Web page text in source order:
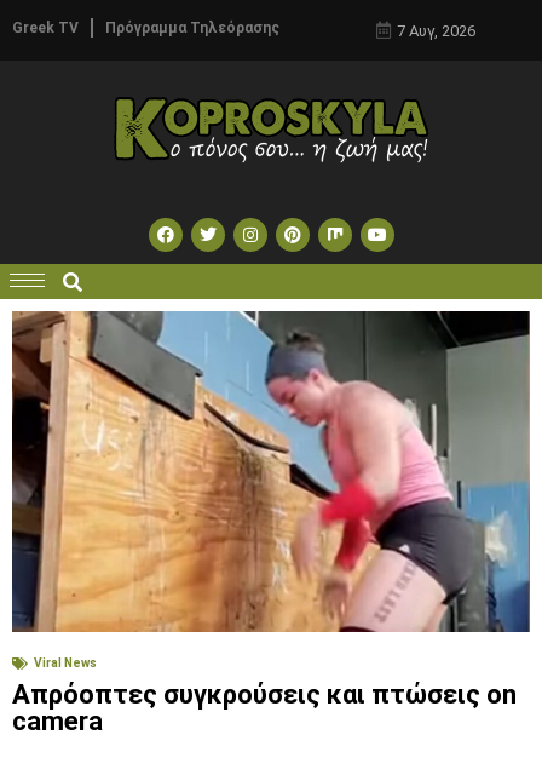
Greek TV Πρόγραμμα Τηλεόρασης 7 Αυγ, 2026
Viral News
Απρόοπτες συγκρούσεις και πτώσεις on
camera